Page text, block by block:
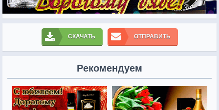
СКАЧАТЬ ОТПРАВИТЬ
Рекомендуем